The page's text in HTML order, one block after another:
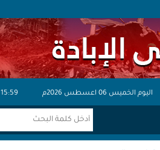
اليوم الخميس 06 اعسطس 2026م 15:59 بتوقيت القدس